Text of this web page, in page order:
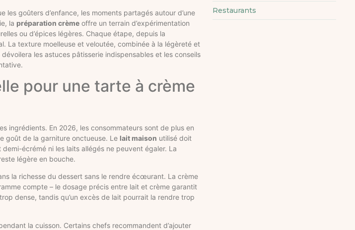
goûters d’enfance, les moments partagés autour d’une
la préparation crème offre un terrain d’expérimentation
ou d’épices légères. Chaque étape, depuis la
La texture moelleuse et veloutée, combinée à la légèreté et
les astuces pâtisserie indispensables et les conseils
pour une tarte à crème
ingrédients. En 2026, les consommateurs sont de plus en
goût de la garniture onctueuse. Le lait maison utilisé doit
écrémé ni les laits allégés ne peuvent égaler. La
légère en bouche.
la richesse du dessert sans le rendre écœurant. La crème
compte – le dosage précis entre lait et crème garantit
dense, tandis qu’un excès de lait pourrait la rendre trop
la cuisson. Certains chefs recommandent d’ajouter
Restaurants